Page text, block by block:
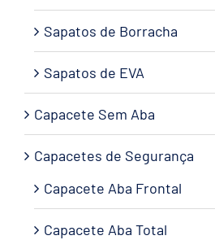
Sapatos de Borracha
Sapatos de EVA
Capacete Sem Aba
Capacetes de Segurança
Capacete Aba Frontal
Capacete Aba Total